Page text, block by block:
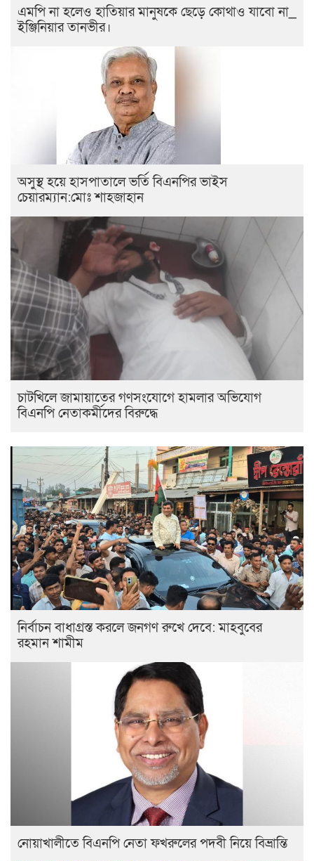
এমপি না হলেও হাতিয়ার মানুষকে ছেড়ে কোথাও যাবো না_
ইঞ্জিনিয়ার তানভীর।
অসুস্থ হয়ে হাসপাতালে ভর্তি বিএনপির ভাইস
চেয়ারম্যান:মোঃ শাহজাহান
চাটখিলে জামায়াতের গণসংযোগে হামলার অভিযোগ
বিএনপি নেতাকর্মীদের বিরুদ্ধে
নির্বাচন বাধাগ্রস্ত করলে জনগণ রুখে দেবে: মাহবুবের
রহমান শামীম
নোয়াখালীতে বিএনপি নেতা ফখরুলের পদবী নিয়ে বিভ্রান্তি